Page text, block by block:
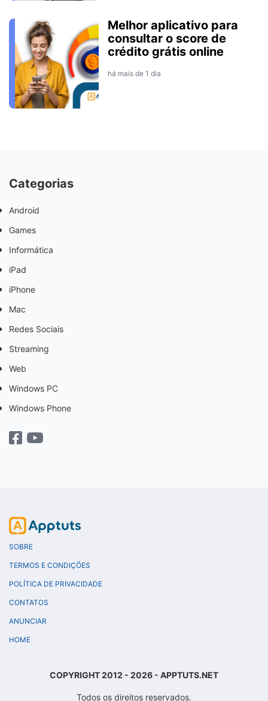
Melhor aplicativo para
consultar o score de
crédito grátis online
há mais de 1 dia
Categorias
Android
Games
Informática
iPad
iPhone
Mac
Redes Sociais
Streaming
Web
Windows PC
Windows Phone
SOBRE
TERMOS E CONDIÇÕES
POLÍTICA DE PRIVACIDADE
CONTATOS
ANUNCIAR
HOME
COPYRIGHT 2012 - 2026 - APPTUTS.NET
Todos os direitos reservados.